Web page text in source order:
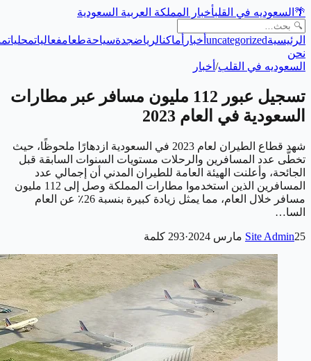
🌴 السعوديه في القلبأخبار المملكة العربية السعودية
الرئيسيةuncategorized أخبار أماكنالرياضجدةسياحةطعامفعالياتمحليات
نحن
السعوديه في القلب/ أخبار
تسجيل عبور 112 مليون مسافر عبر مطارات
السعودية في العام 2023
شهد قطاع الطيران لعام 2023 في السعودية ازدهارًا ملحوظًا، حيث
تخطّى عدد المسافرين والرحلات مستويات السنوات السابقة قبل
الجائحة، وأعلنت الهيئة العامة للطيران المدني أن إجمالي عدد
المسافرين الذين استخدموا مطارات المملكة وصل إلى 112 مليون
مسافر خلال العام، مما يمثل زيادة كبيرة بنسبة 26٪ عن العام
السا…
Site Admin25 مارس 2024 ·
293 كلمة